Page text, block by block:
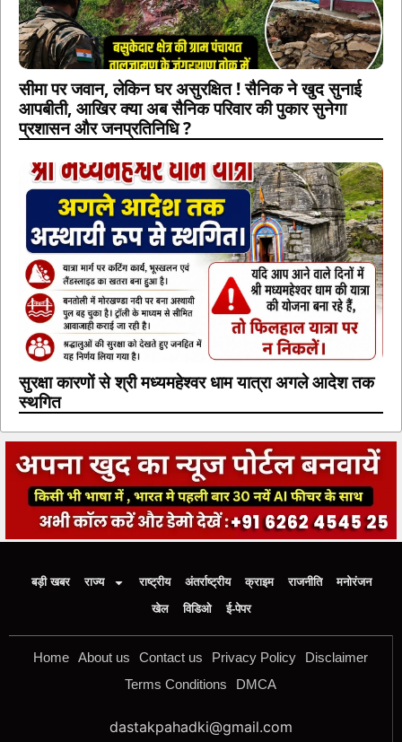
सीमा पर जवान, लेकिन घर असुरक्षित ! सैनिक ने खुद सुनाई
आपबीती, आखिर क्या अब सैनिक परिवार की पुकार सुनेगा
प्रशासन और जनप्रतिनिधि ?
सुरक्षा कारणों से श्री मध्यमहेश्वर धाम यात्रा अगले आदेश तक
स्थगित
बड़ी खबर राज्य राष्ट्रीय अंतर्राष्ट्रीय क्राइम राजनीति
मनोरंजन
खेल
विडिओ ई-पेपर
Home About us Contact us Privacy Policy
Disclaimer
Terms Conditions
DMCA
dastakpahadki@gmail.com